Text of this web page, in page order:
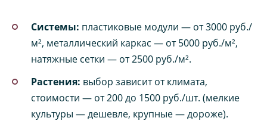
Системы: пластиковые модули — от 3000 руб./
м², металлический каркас — от 5000 руб./м²,
натяжные сетки — от 2500 руб./м².
Растения: выбор зависит от климата,
стоимости — от 200 до 1500 руб./шт. (мелкие
культуры — дешевле, крупные — дороже).